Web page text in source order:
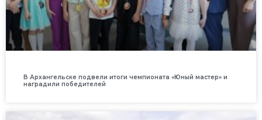
В Архангельске подвели итоги чемпионата «Юный мастер» и
наградили победителей